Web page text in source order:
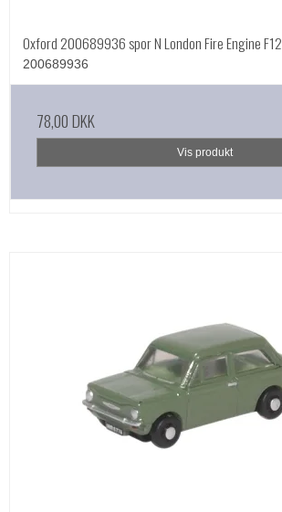
Oxford 200689936 spor N London Fire Engine F12
200689936
78,00 DKK
Vis produkt